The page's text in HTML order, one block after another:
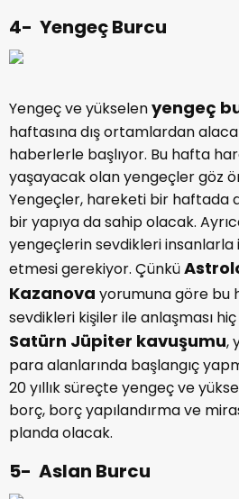
4- Yengeç Burcu
Yengeç ve yükselenyengeç
haftasına dış ortamlardan
haberlerle başlıyor. Bu hafta
yaşayacak olan yengeçler göz
Yengeçler, hareketi bir haftada
bir yapıya da sahip olacak.
yengeçlerin sevdikleri
etmesi gerekiyor. Çünkü
Kazanova yorumuna göre bu
sevdikleri kişiler ile anlaşması
Satürn Jüpiter kavuşumu,
para alanlarında başlangıç
20 yıllık süreçte yengeç ve
borç, borç yapılandırma ve
planda olacak.
5- Aslan Burcu